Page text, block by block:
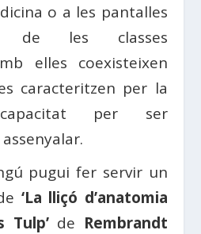
o a les pantalles
de les classes
elles coexisteixen
caracteritzen per la
per ser
pugui fer servir un
‘La lliçó d’anatomia
Tulp’de Rembrandt